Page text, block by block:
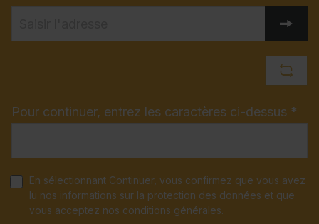
Pour continuer, entrez les caractères ci-dessus *
En sélectionnant Continuer, vous confirmez que vous avez
lu nos informations sur la protection des données et que
vous acceptez nos conditions générales.